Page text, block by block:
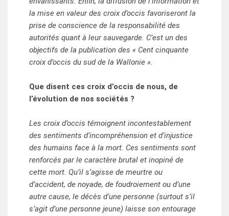
la mise en valeur des croix d’occis favoriseront la
prise de conscience de la responsabilité des
autorités quant à leur sauvegarde. C’est un des
objectifs de la publication des « Cent cinquante
croix d’occis du sud de la Wallonie ».
Que disent ces croix d’occis de nous, de
l’évolution de nos sociétés ?
Les croix d’occis témoignent incontestablement
des sentiments d’incompréhension et d’injustice
des humains face à la mort. Ces sentiments sont
renforcés par le caractère brutal et inopiné de
cette mort. Qu’il s’agisse de meurtre ou
d’accident, de noyade, de foudroiement ou d’une
autre cause, le décès d’une personne (surtout s’il
s’agit d’une personne jeune) laisse son entourage